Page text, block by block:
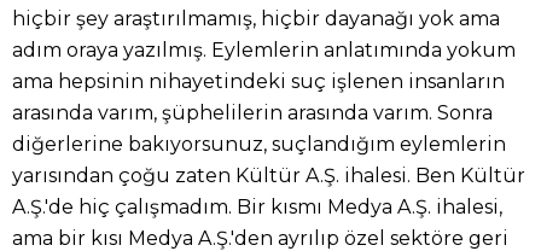
hiçbir şey araştırılmamış, hiçbir dayanağı yok ama
adım oraya yazılmış. Eylemlerin anlatımında yokum
ama hepsinin nihayetindeki suç işlenen insanların
arasında varım, şüphelilerin arasında varım. Sonra
diğerlerine bakıyorsunuz, suçlandığım eylemlerin
yarısından çoğu zaten Kültür A.Ş. ihalesi. Ben Kültür
A.Ş.'de hiç çalışmadım. Bir kısmı Medya A.Ş. ihalesi,
ama bir kısı Medya A.Ş.'den ayrılıp özel sektöre geri